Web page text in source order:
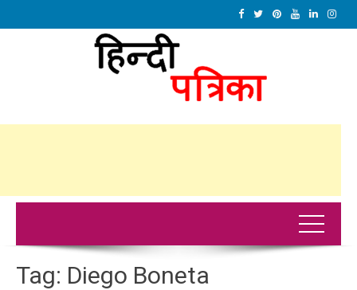
Tag: Diego Boneta